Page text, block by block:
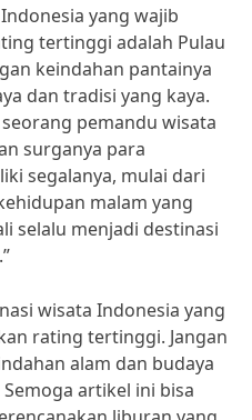
yang wajib
tertinggi adalah Pulau
keindahan pantainya
dan tradisi yang kaya.
pemandu wisata
surganya para
segalanya, mulai dari
malam yang
selalu menjadi destinasi
wisata Indonesia yang
rating tertinggi. Jangan
alam dan budaya
artikel ini bisa